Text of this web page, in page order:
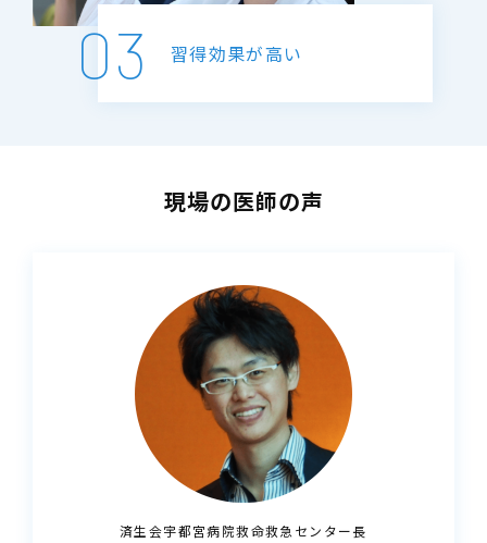
03 習得効果が高い
現場の医師の声
済生会宇都宮病院救命救急センター長